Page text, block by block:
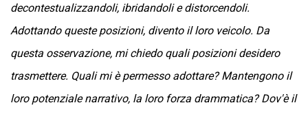
decontestualizzandoli, ibridandoli e distorcendoli.
Adottando queste posizioni, divento il loro veicolo. Da
questa osservazione, mi chiedo quali posizioni desidero
trasmettere. Quali mi è permesso adottare? Mantengono il
loro potenziale narrativo, la loro forza drammatica? Dov'è il